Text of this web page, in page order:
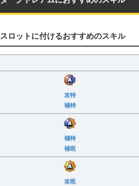
スロットに付けるおすすめのスキル
攻特
補特
補特
補呪
攻呪